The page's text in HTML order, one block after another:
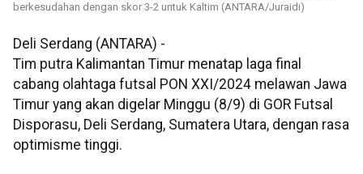
berkesudahan dengan skor 3-2 untuk Kaltim (ANTARA/Juraidi)
Deli Serdang (ANTARA) -
Tim putra Kalimantan Timur menatap laga final
cabang olahtaga futsal PON XXI/2024 melawan Jawa
Timur yang akan digelar Minggu (8/9) di GOR Futsal
Disporasu, Deli Serdang, Sumatera Utara, dengan rasa
optimisme tinggi.